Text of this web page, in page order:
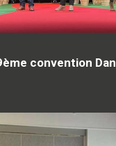
convention